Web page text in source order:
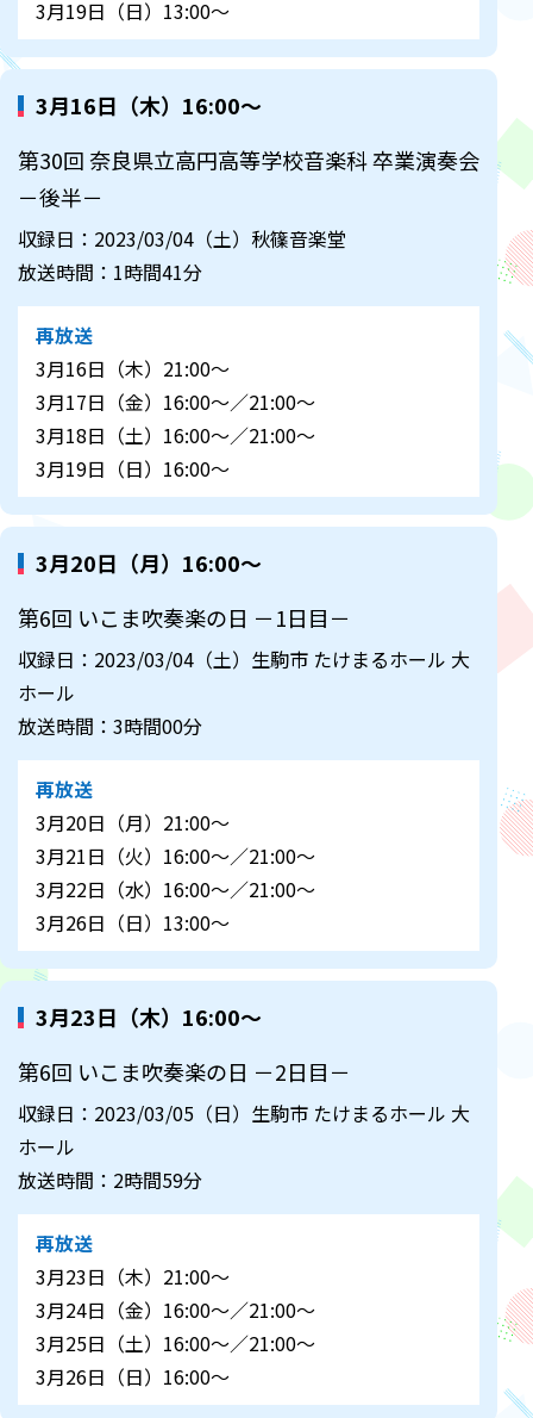
3月19日（日）13:00～
3月16日（木）16:00～
第30回 奈良県立高円高等学校音楽科 卒業演奏会
－後半－
収録日：2023/03/04（土）秋篠音楽堂
放送時間：1時間41分
再放送
3月16日（木）21:00～
3月17日（金）16:00～／21:00～
3月18日（土）16:00～／21:00～
3月19日（日）16:00～
3月20日（月）16:00～
第6回 いこま吹奏楽の日 －1日目－
収録日：2023/03/04（土）生駒市 たけまるホール 大
ホール
放送時間：3時間00分
再放送
3月20日（月）21:00～
3月21日（火）16:00～／21:00～
3月22日（水）16:00～／21:00～
3月26日（日）13:00～
3月23日（木）16:00～
第6回 いこま吹奏楽の日 －2日目－
収録日：2023/03/05（日）生駒市 たけまるホール 大
ホール
放送時間：2時間59分
再放送
3月23日（木）21:00～
3月24日（金）16:00～／21:00～
3月25日（土）16:00～／21:00～
3月26日（日）16:00～